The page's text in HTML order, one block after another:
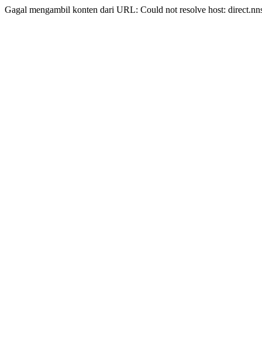
Gagal mengambil konten dari URL: Could not resolve host: